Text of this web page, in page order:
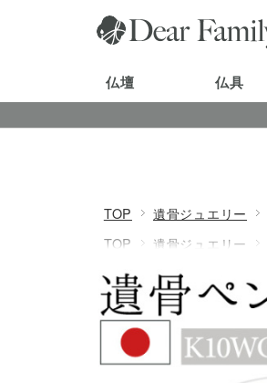
仏壇 仏具
TOP 遺骨ジュエリー
TOP
遺骨ジュエリー
TOP
遺骨ジュエリー